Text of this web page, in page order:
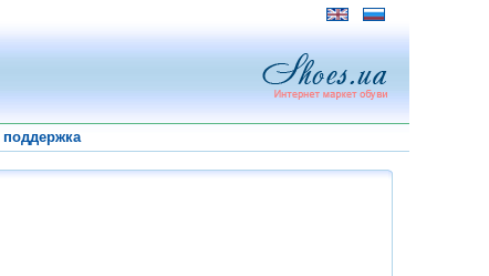
поддержка